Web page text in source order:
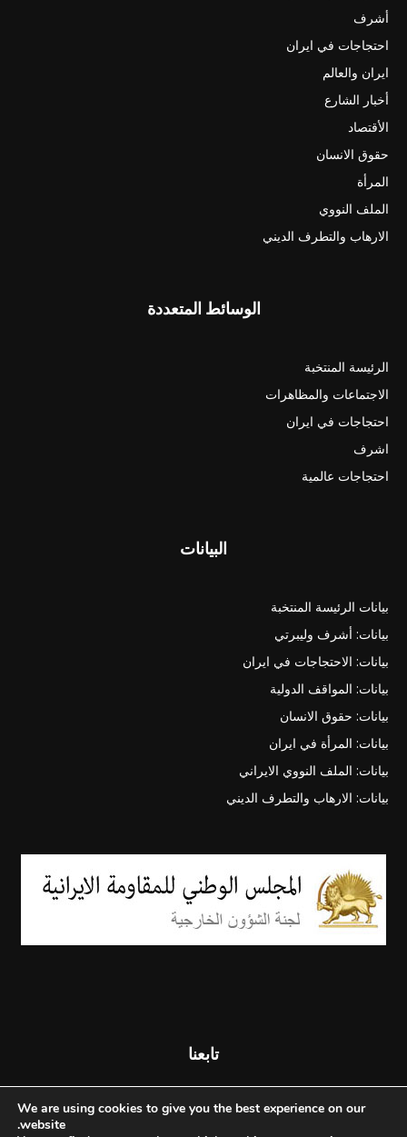
أشرف
احتجاجات في ايران
ايران والعالم
أخبار الشارع
الأقتصاد
حقوق الانسان
المرأة
الملف النووي
الارهاب والتطرف الديني
الوسائط المتعددة
الرئيسة المنتخبة
الاجتماعات والمظاهرات
احتجاجات في ايران
اشرف
احتجاجات عالمية
البيانات
بيانات الرئيسة المنتخبة
بيانات: أشرف وليبرتي
بيانات: الاحتجاجات في ايران
بيانات: المواقف الدولية
بيانات: حقوق الانسان
بيانات: المرأة في ايران
بيانات: الملف النووي الايراني
بيانات: الارهاب والتطرف الديني
تابعنا
We are using cookies to give you the best experience on our
website.